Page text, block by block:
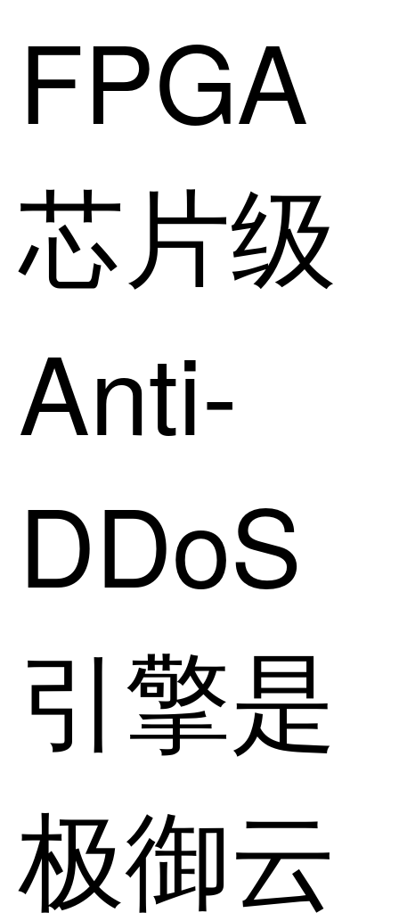
FPGA
芯片级
Anti-
DDoS
引擎是
极御云